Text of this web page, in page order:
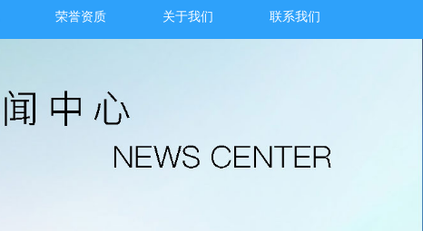
荣誉资质 关于我们 联系我们